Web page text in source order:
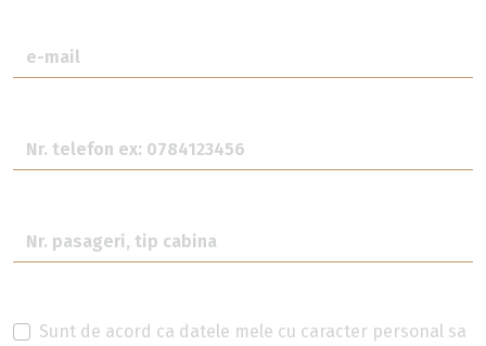
Sunt de acord ca datele mele cu caracter personal sa